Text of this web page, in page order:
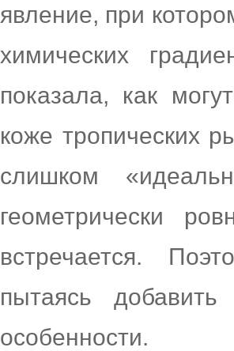
явление, при
химических
показала, как
коже тропических
слишком
геометрически
встречается.
пытаясь
особенности.